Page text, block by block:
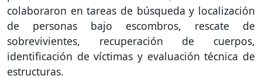
colaboraron en tareas de búsqueda y localización
de personas bajo escombros, rescate de
sobrevivientes, recuperación de cuerpos,
identificación de víctimas y evaluación técnica de
estructuras.